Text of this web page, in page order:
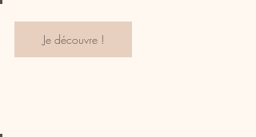
Je découvre !